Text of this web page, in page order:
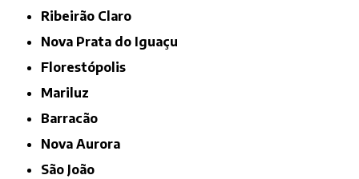
Ribeirão Claro
Nova Prata do Iguaçu
Florestópolis
Mariluz
Barracão
Nova Aurora
São João